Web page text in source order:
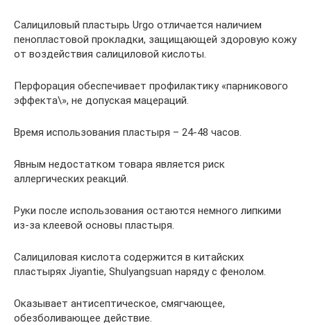
Салициловый пластырь Urgo отличается наличием
пенопластовой прокладки, защищающей здоровую кожу
от воздействия салициловой кислоты.
Перфорация обеспечивает профилактику «парникового
эффекта\», не допуская мацераций.
Время использования пластыря – 24-48 часов.
Явным недостатком товара является риск
аллергических реакций.
Руки после использования остаются немного липкими
из-за клеевой основы пластыря.
Салициловая кислота содержится в китайских
пластырях Jiyantie, Shulyangsuan наряду с фенолом.
Оказывает антисептическое, смягчающее,
обезболивающее действие.